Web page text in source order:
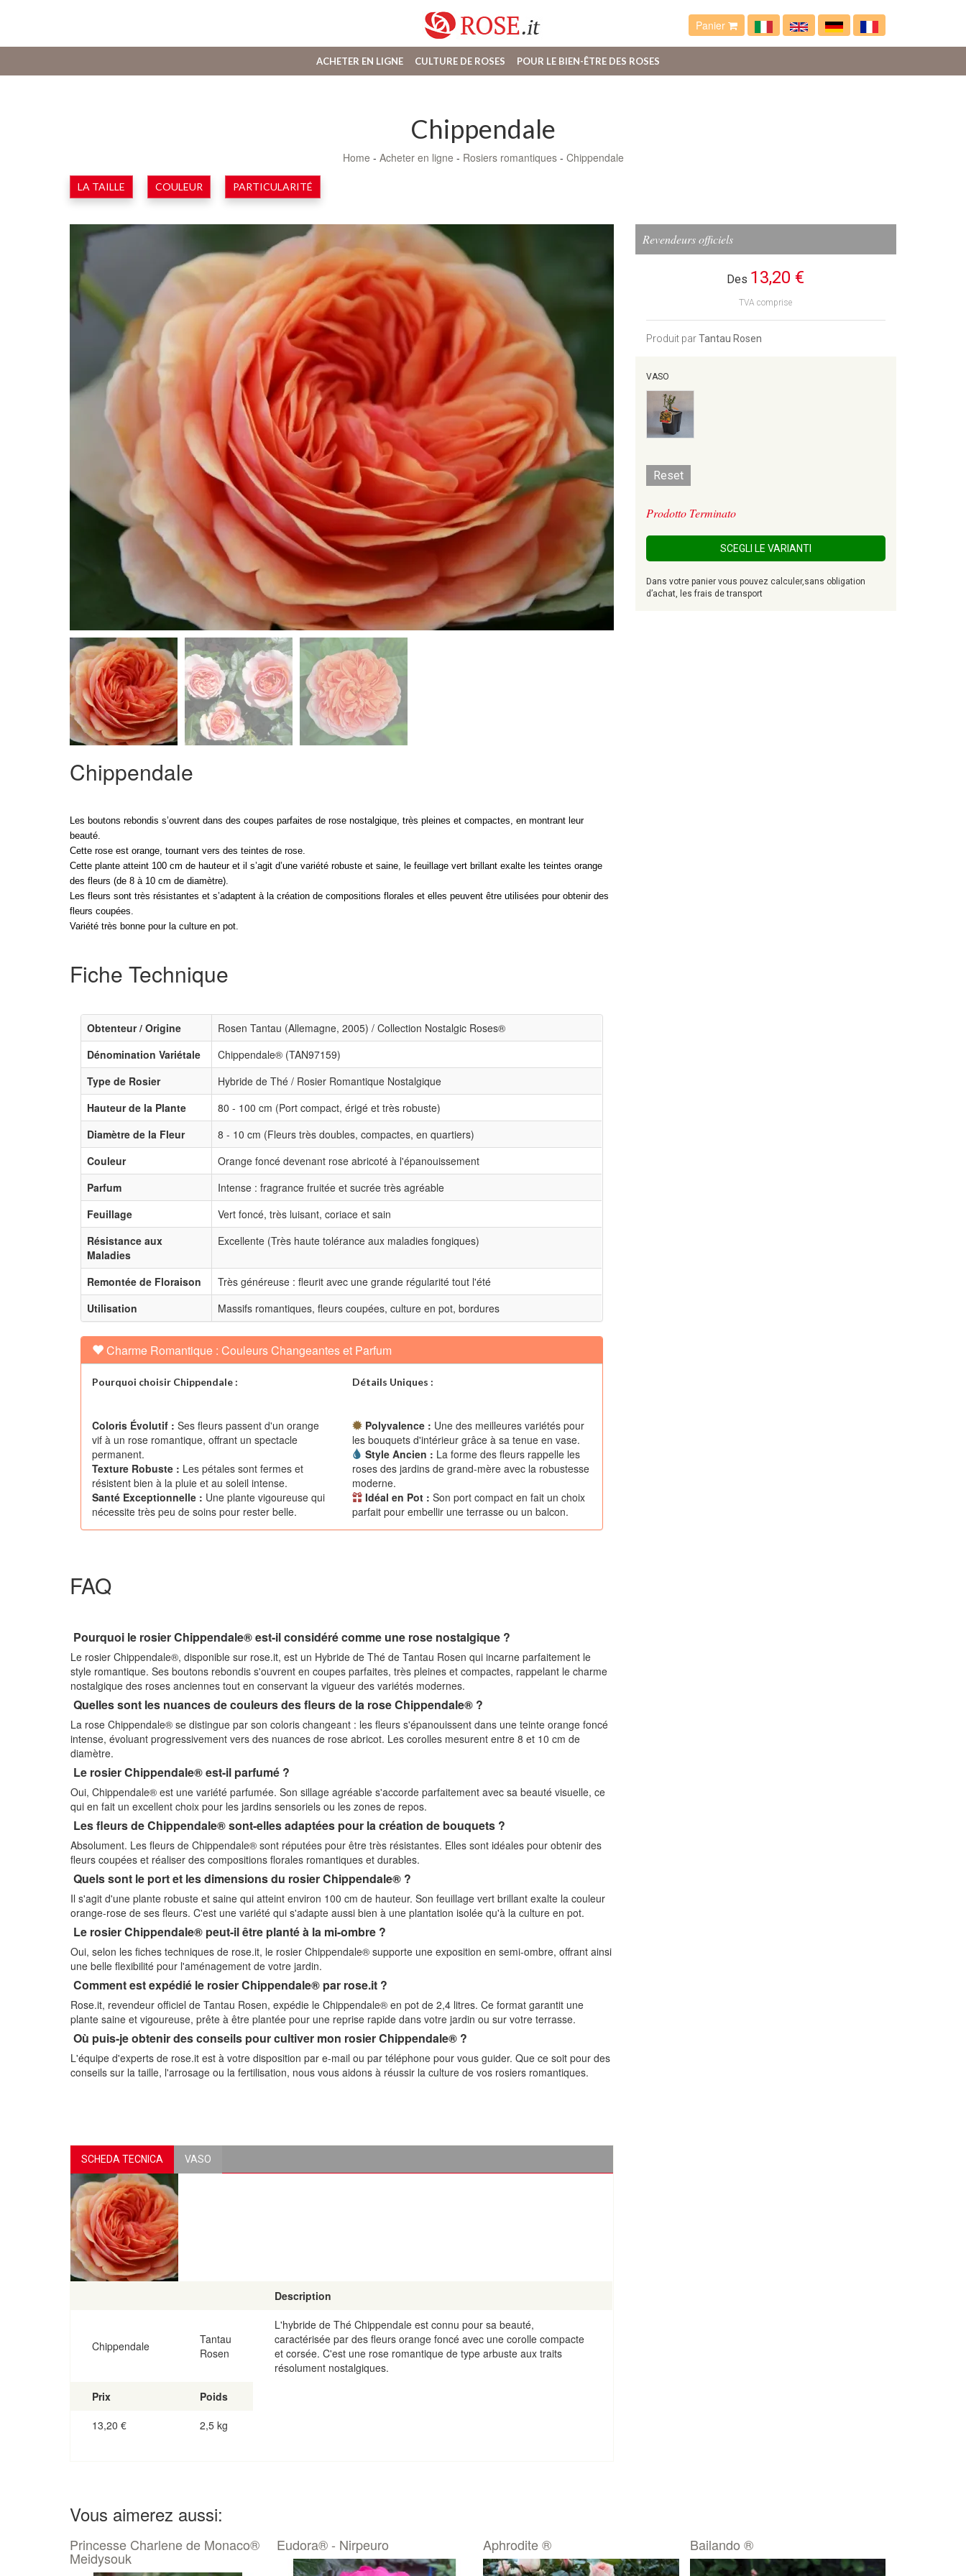
Panier
ACHETER EN LIGNE CULTURE DE ROSES POUR LE BIEN-ÊTRE DES ROSES
Chippendale
Home - Acheter en ligne - Rosiers romantiques - Chippendale
LA TAILLE COULEUR PARTICULARITÉ
Chippendale
Les boutons rebondis s’ouvrent dans des coupes parfaites de rose nostalgique, très pleines et compactes, en montrant leur
beauté.
Cette rose est orange, tournant vers des teintes de rose.
Cette plante atteint 100 cm de hauteur et il s’agit d’une variété robuste et saine, le feuillage vert brillant exalte les teintes orange
des fleurs (de 8 à 10 cm de diamètre).
Les fleurs sont très résistantes et s’adaptent à la création de compositions florales et elles peuvent être utilisées pour obtenir des
fleurs coupées.
Variété très bonne pour la culture en pot.
Fiche Technique
Obtenteur / Origine
Rosen Tantau (Allemagne, 2005) / Collection Nostalgic Roses®
Dénomination Variétale
Chippendale® (TAN97159)
Type de Rosier
Hybride de Thé / Rosier Romantique Nostalgique
Hauteur de la Plante
80 - 100 cm (Port compact, érigé et très robuste)
Diamètre de la Fleur
8 - 10 cm (Fleurs très doubles, compactes, en quartiers)
Couleur
Orange foncé devenant rose abricoté à l'épanouissement
Parfum
Intense : fragrance fruitée et sucrée très agréable
Feuillage
Vert foncé, très luisant, coriace et sain
Résistance aux
Maladies
Excellente (Très haute tolérance aux maladies fongiques)
Remontée de Floraison
Très généreuse : fleurit avec une grande régularité tout l'été
Utilisation
Massifs romantiques, fleurs coupées, culture en pot, bordures
Charme Romantique : Couleurs Changeantes et Parfum
Pourquoi choisir Chippendale :
Coloris Évolutif : Ses fleurs passent d'un orange
vif à un rose romantique, offrant un spectacle
permanent.
Texture Robuste : Les pétales sont fermes et
résistent bien à la pluie et au soleil intense.
Santé Exceptionnelle : Une plante vigoureuse qui
nécessite très peu de soins pour rester belle.
Détails Uniques :
Polyvalence : Une des meilleures variétés pour
les bouquets d'intérieur grâce à sa tenue en vase.
Style Ancien : La forme des fleurs rappelle les
roses des jardins de grand-mère avec la robustesse
moderne.
Idéal en Pot : Son port compact en fait un choix
parfait pour embellir une terrasse ou un balcon.
FAQ
Pourquoi le rosier Chippendale® est-il considéré comme une rose nostalgique ?
Le rosier Chippendale®, disponible sur rose.it, est un Hybride de Thé de Tantau Rosen qui incarne parfaitement le
style romantique. Ses boutons rebondis s'ouvrent en coupes parfaites, très pleines et compactes, rappelant le charme
nostalgique des roses anciennes tout en conservant la vigueur des variétés modernes.
Quelles sont les nuances de couleurs des fleurs de la rose Chippendale® ?
La rose Chippendale® se distingue par son coloris changeant : les fleurs s'épanouissent dans une teinte orange foncé
intense, évoluant progressivement vers des nuances de rose abricot. Les corolles mesurent entre 8 et 10 cm de
diamètre.
Le rosier Chippendale® est-il parfumé ?
Oui, Chippendale® est une variété parfumée. Son sillage agréable s'accorde parfaitement avec sa beauté visuelle, ce
qui en fait un excellent choix pour les jardins sensoriels ou les zones de repos.
Les fleurs de Chippendale® sont-elles adaptées pour la création de bouquets ?
Absolument. Les fleurs de Chippendale® sont réputées pour être très résistantes. Elles sont idéales pour obtenir des
fleurs coupées et réaliser des compositions florales romantiques et durables.
Quels sont le port et les dimensions du rosier Chippendale® ?
Il s'agit d'une plante robuste et saine qui atteint environ 100 cm de hauteur. Son feuillage vert brillant exalte la couleur
orange-rose de ses fleurs. C'est une variété qui s'adapte aussi bien à une plantation isolée qu'à la culture en pot.
Le rosier Chippendale® peut-il être planté à la mi-ombre ?
Oui, selon les fiches techniques de rose.it, le rosier Chippendale® supporte une exposition en semi-ombre, offrant ainsi
une belle flexibilité pour l'aménagement de votre jardin.
Comment est expédié le rosier Chippendale® par rose.it ?
Rose.it, revendeur officiel de Tantau Rosen, expédie le Chippendale® en pot de 2,4 litres. Ce format garantit une
plante saine et vigoureuse, prête à être plantée pour une reprise rapide dans votre jardin ou sur votre terrasse.
Où puis-je obtenir des conseils pour cultiver mon rosier Chippendale® ?
L'équipe d'experts de rose.it est à votre disposition par e-mail ou par téléphone pour vous guider. Que ce soit pour des
conseils sur la taille, l'arrosage ou la fertilisation, nous vous aidons à réussir la culture de vos rosiers romantiques.
Revendeurs officiels
Des 13,20 €
TVA comprise
Produit parTantau Rosen
VASO
Reset
Prodotto Terminato
SCEGLI LE VARIANTI
Dans votre panier vous pouvez calculer,sans obligation
d’achat, les frais de transport
SCHEDA TECNICA VASO
Description
Chippendale
Tantau
Rosen
L'hybride de Thé Chippendale est connu pour sa beauté,
caractérisée par des fleurs orange foncé avec une corolle compacte
et corsée. C'est une rose romantique de type arbuste aux traits
résolument nostalgiques.
Prix
Poids
13,20 € 2,5 kg
Vous aimerez aussi:
Princesse Charlene de Monaco®
Meidysouk
Eudora® - Nirpeuro Aphrodite ® Bailando ®